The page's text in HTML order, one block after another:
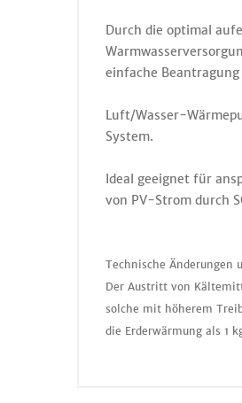
Durch die optimal
einfache
Luft/Wasser-
System.
Ideal geeignet für
von PV-Strom durch
Technische Änderungen
Der Austritt von
solche mit höherem
die Erderwärmung als 1